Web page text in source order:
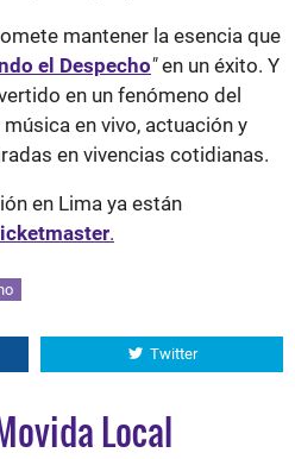
mantener la esencia que
el Despecho"en un éxito. Y
en un fenómeno del
en vivo, actuación y
en vivencias cotidianas.
en Lima ya están
.
Twitter
Local